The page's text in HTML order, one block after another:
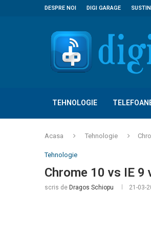
DESPRE NOI DIGI GARAGE
TEHNOLOGIE
Acasa Tehnologie
Tehnologie
Chrome 10 vs IE
scris de Dragos Schiopu 21-03-